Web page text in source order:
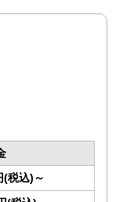
(税込)～